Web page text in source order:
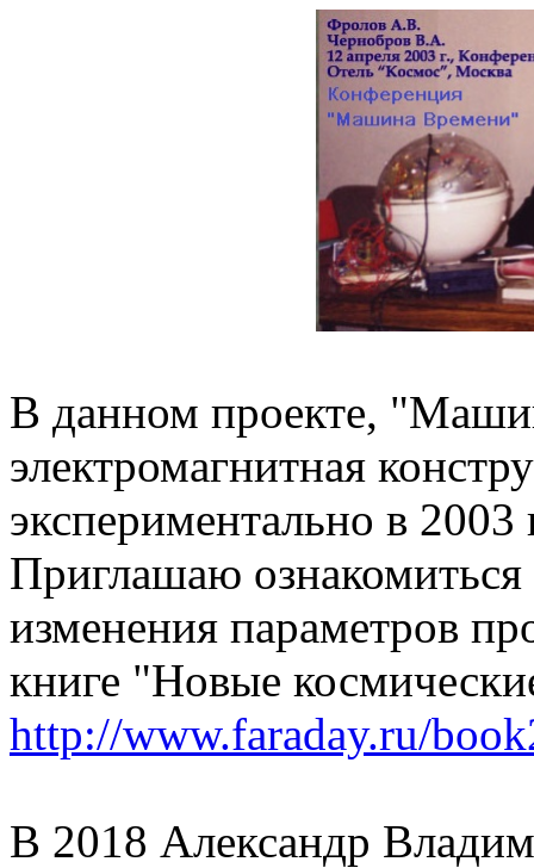
В данном проекте,
электромагнитная
экспериментально в 2003
Приглашаю ознакомиться
изменения параметров
книге "Новые
http://www.faraday.ru/
В 2018 Александр